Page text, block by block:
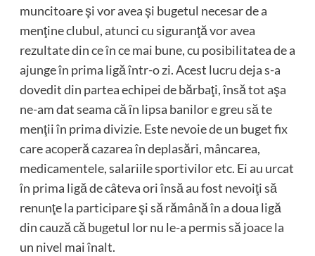
muncitoare şi vor avea şi bugetul necesar de a
menţine clubul, atunci cu siguranţă vor avea
rezultate din ce în ce mai bune, cu posibilitatea de a
ajunge în prima ligă într-o zi. Acest lucru deja s-a
dovedit din partea echipei de bărbaţi, însă tot aşa
ne-am dat seama că în lipsa banilor e greu să te
menţii în prima divizie. Este nevoie de un buget fix
care acoperă cazarea în deplasări, mâncarea,
medicamentele, salariile sportivilor etc. Ei au urcat
în prima ligă de câteva ori însă au fost nevoiţi să
renunţe la participare şi să rămână în a doua ligă
din cauză că bugetul lor nu le-a permis să joace la
un nivel mai înalt.